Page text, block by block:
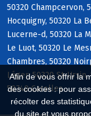
Afin de vous offrir la
des cookies : pour
récolter des
du site et vous
50320 Champcervon,
Hocquigny, 50320 La
Lucerne-d, 50320 La
Le Luot, 50320 Le
Chambres, 50320
Léger, 50320 St-
50740 Carolles